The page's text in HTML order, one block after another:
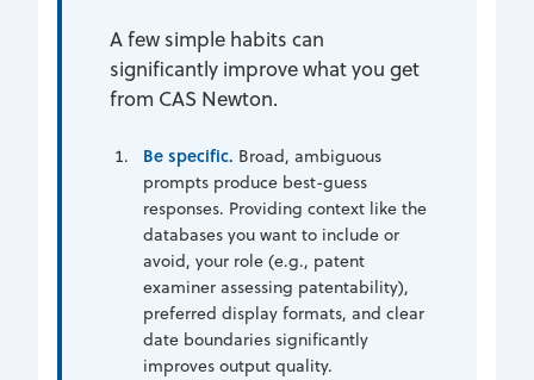
A few simple habits can
significantly improve what you get
from CAS Newton.
Be specific. Broad, ambiguous
prompts produce best-guess
responses. Providing context like the
databases you want to include or
avoid, your role (e.g., patent
examiner assessing patentability),
preferred display formats, and clear
date boundaries significantly
improves output quality.